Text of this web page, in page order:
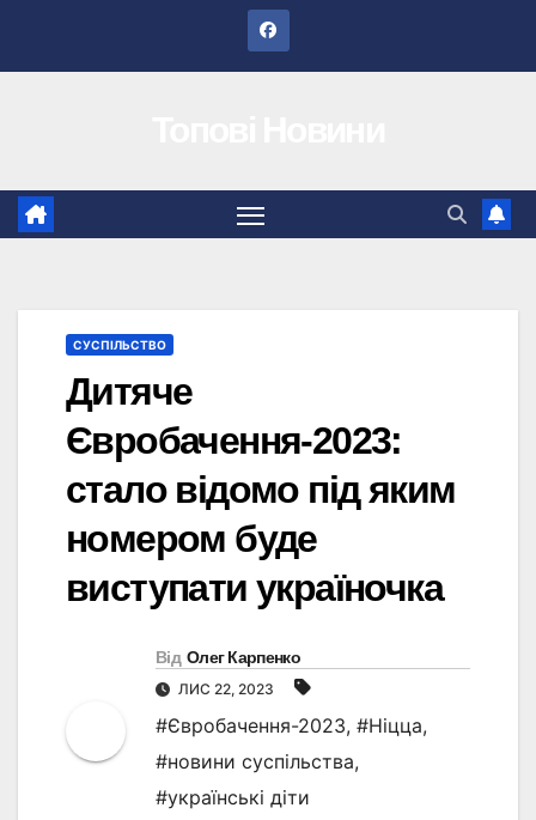
СУСПІЛЬСТВО
Дитяче
Євробачення-2023:
стало відомо під яким
номером буде
виступати україночка
Від Олег Карпенко
ЛИС 22, 2023
#Євробачення-2023, #Ніцца,
#новини суспільства,
#українські діти